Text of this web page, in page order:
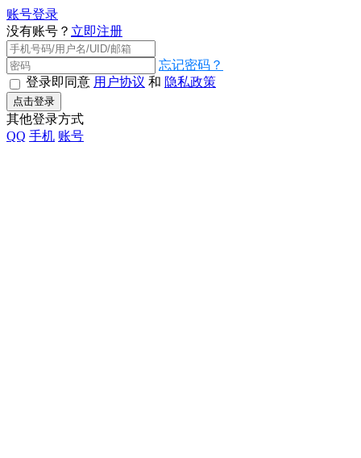
账号登录
没有账号？ 立即注册
忘记密码？
登录即同意 用户协议 和 隐私政策
点击登录
其他登录方式
QQ 手机 账号